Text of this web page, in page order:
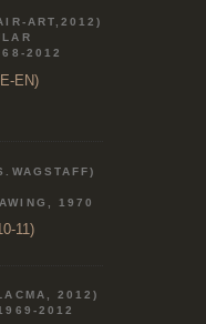
ART,2012)
2012
EN)
1970
11)
2012)
2012